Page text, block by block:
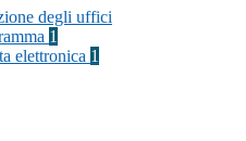
degli uffici
1
elettronica 1